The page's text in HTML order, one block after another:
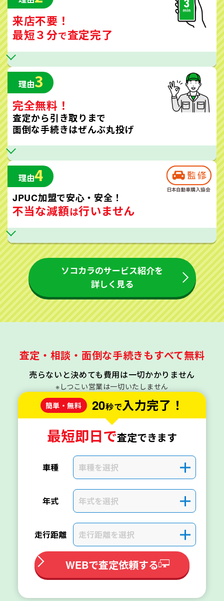
来店不要！
最短３分で査定完了
理由3
完全無料！
査定から引き取りまで
面倒な手続きはぜんぶ丸投げ
理由4
JPUC加盟で安心・安全！
不当な減額は行いません
ソコカラのサービス紹介を
詳しく見る
査定・相談・面倒な手続きもすべて無料
売らないと決めても費用は一切かかりません
※しつこい営業は一切いたしません
簡単・無料
20秒で入力完了！
最短即日で査定できます
車種 車種を選択 ＋
年式 年式を選択 ＋
走行距離 走行距離を選択 ＋
WEBで査定依頼する